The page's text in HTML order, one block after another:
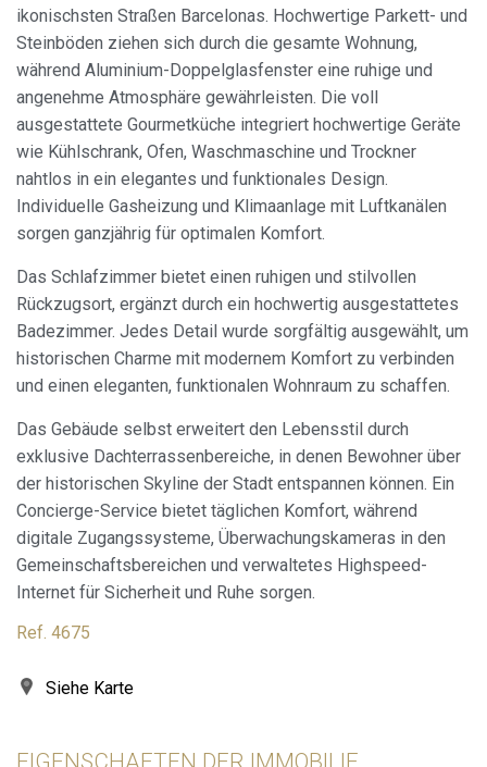
ikonischsten Straßen Barcelonas. Hochwertige Parkett- und
Steinböden ziehen sich durch die gesamte Wohnung,
während Aluminium-Doppelglasfenster eine ruhige und
angenehme Atmosphäre gewährleisten. Die voll
ausgestattete Gourmetküche integriert hochwertige Geräte
wie Kühlschrank, Ofen, Waschmaschine und Trockner
nahtlos in ein elegantes und funktionales Design.
Individuelle Gasheizung und Klimaanlage mit Luftkanälen
sorgen ganzjährig für optimalen Komfort.
Das Schlafzimmer bietet einen ruhigen und stilvollen
Rückzugsort, ergänzt durch ein hochwertig ausgestattetes
Badezimmer. Jedes Detail wurde sorgfältig ausgewählt, um
historischen Charme mit modernem Komfort zu verbinden
und einen eleganten, funktionalen Wohnraum zu schaffen.
Das Gebäude selbst erweitert den Lebensstil durch
exklusive Dachterrassenbereiche, in denen Bewohner über
der historischen Skyline der Stadt entspannen können. Ein
Concierge-Service bietet täglichen Komfort, während
digitale Zugangssysteme, Überwachungskameras in den
Gemeinschaftsbereichen und verwaltetes Highspeed-
Internet für Sicherheit und Ruhe sorgen.
Ref. 4675
Siehe Karte
EIGENSCHAFTEN DER IMMOBILIE
Cookies ändern
Technik und Funktional
Immer aktiv
Diese Website verwendet eigene Cookies, um
Informationen zu sammeln, um unsere Dienste zu
verbessern. Wenn Sie weiter surfen, akzeptieren Sie deren
Installation. Der Benutzer hat die Möglichkeit, seinen
Browser zu konfigurieren und auf Wunsch zu verhindern,
bedenken muss, dass dies zu Schwierigkeiten beim
Navigieren auf der Website führen kann.
Analytik und Anpassung
Verhaltens der Nutzer dieser Website. Die durch diese Art